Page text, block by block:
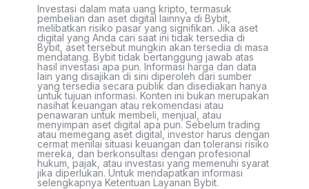
Investasi dalam mata uang kripto, termasuk
pembelian dan aset digital lainnya di Bybit,
melibatkan risiko pasar yang signifikan. Jika aset
digital yang Anda cari saat ini tidak tersedia di
Bybit, aset tersebut mungkin akan tersedia di masa
mendatang. Bybit tidak bertanggung jawab atas
hasil investasi apa pun. Informasi harga dan data
lain yang disajikan di sini diperoleh dari sumber
yang tersedia secara publik dan disediakan hanya
untuk tujuan informasi. Konten ini bukan merupakan
nasihat keuangan atau rekomendasi atau
penawaran untuk membeli, menjual, atau
menyimpan aset digital apa pun. Sebelum trading
atau memegang aset digital, investor harus dengan
cermat menilai situasi keuangan dan toleransi risiko
mereka, dan berkonsultasi dengan profesional
hukum, pajak, atau investasi yang memenuhi syarat
jika diperlukan. Untuk mendapatkan informasi
selengkapnya Ketentuan Layanan Bybit.